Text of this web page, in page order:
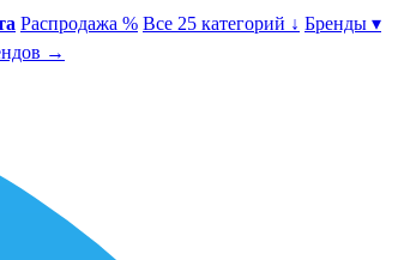
Распродажа % Все 25 категорий ↓ Бренды ▾
→